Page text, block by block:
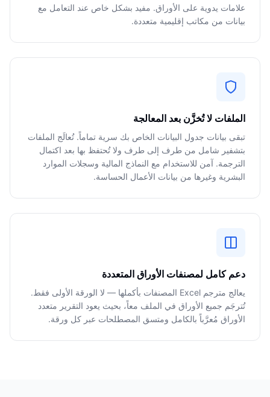
علامات يدوية على الأوراق. مفيد بشكل خاص عند التعامل مع
بيانات من مكاتب إقليمية متعددة.
الملفات لا تُخزَّن بعد المعالجة
تبقى بيانات جدول البيانات الخاص بك سرية تماماً. تُعالَج الملفات
بتشفير شامل من طرف إلى طرف ولا تُحتفظ بها بعد اكتمال
الترجمة. آمن للاستخدام مع النماذج المالية وسجلات الموارد
البشرية وغيرها من بيانات الأعمال الحساسة.
دعم كامل لمصنفات الأوراق المتعددة
يعالج مترجم Excel المصنفات بأكملها — لا الورقة الأولى فقط.
تُترجَم جميع الأوراق في الملف معاً، بحيث يعود التقرير متعدد
الأوراق مُعرَّباً بالكامل ومتسق المصطلحات عبر كل ورقة.